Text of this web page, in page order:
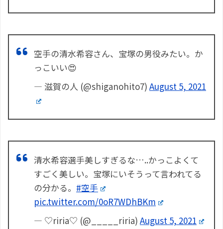
空手の清水希容さん、宝塚の男役みたい。か
っこいい😍
— 滋賀の人 (@shiganohito7) August 5, 2021
清水希容選手美しすぎるな…..かっこよくて
すごく美しい。宝塚にいそうって言われてる
の分かる。 #空手
pic.twitter.com/0oR7WDhBKm
— ♡riria♡ (@_____riria) August 5, 2021